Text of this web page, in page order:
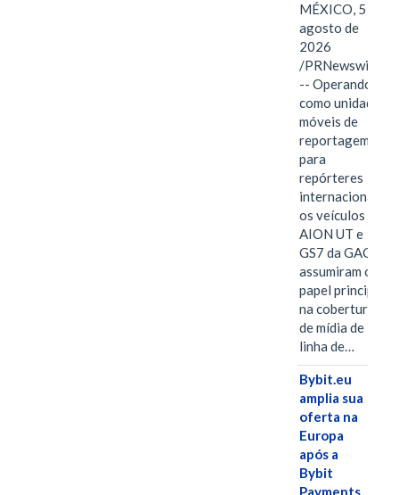
MÉXICO, 5 de
agosto de
2026
/PRNewswire/
-- Operando
como unidades
móveis de
reportagem
para
repórteres
internacionais,
os veículos
AION UT e
GS7 da GAC
assumiram o
papel principal
na cobertura
de mídia de
linha de…
Bybit.eu
amplia sua
oferta na
Europa
após a
Bybit
Payments